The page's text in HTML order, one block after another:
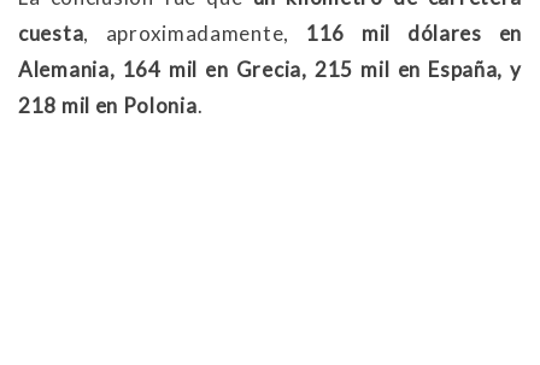
cuesta, aproximadamente, 116 mil dólares en
Alemania, 164 mil en Grecia, 215 mil en España, y
218 mil en Polonia.